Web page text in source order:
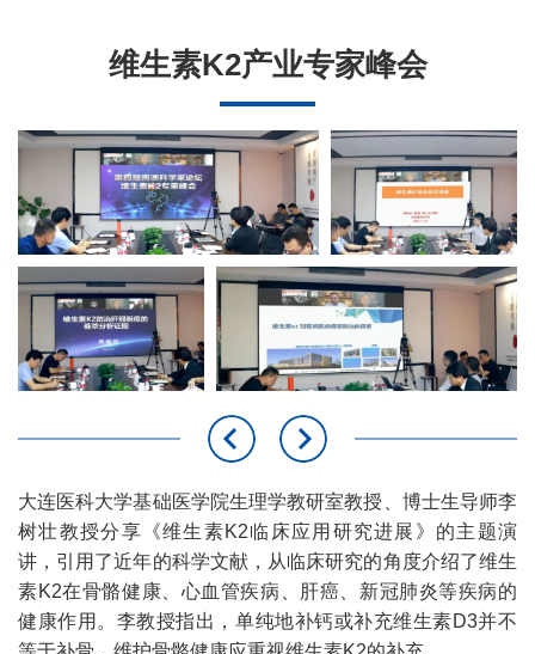
维生素K2产业专家峰会
大连医科大学基础医学院生理学教研室教授、博士生导师李
树壮教授分享《维生素K2临床应用研究进展》的主题演
讲，引用了近年的科学文献，从临床研究的角度介绍了维生
素K2在骨骼健康、心血管疾病、肝癌、新冠肺炎等疾病的
健康作用。李教授指出，单纯地补钙或补充维生素D3并不